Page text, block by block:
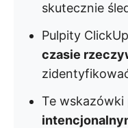
skutecznie
Pulpity
czasie
Te wskazówki